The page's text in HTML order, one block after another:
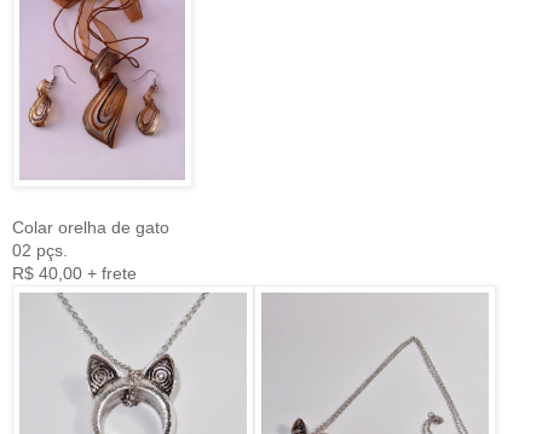
Colar orelha de gato
02 pçs.
R$ 40,00 + frete